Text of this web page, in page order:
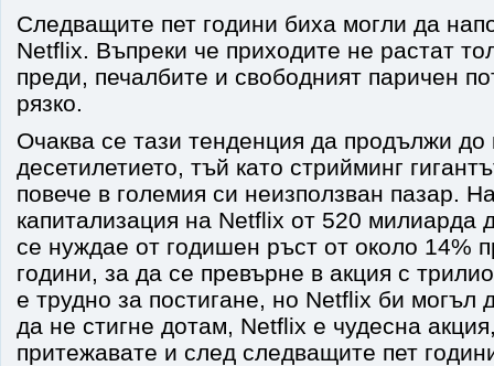
Следващите пет години биха могли да
Netflix. Въпреки че приходите не растат
преди, печалбите и свободният паричен
рязко.
Очаква се тази тенденция да продължи до
десетилетието, тъй като стрийминг
повече в големия си неизползван пазар.
капитализация на Netflix от 520 милиарда
се нуждае от годишен ръст от около 14%
години, за да се превърне в акция с
е трудно за постигане, но Netflix би могъл
да не стигне дотам, Netflix е чудесна
притежавате и след следващите пет